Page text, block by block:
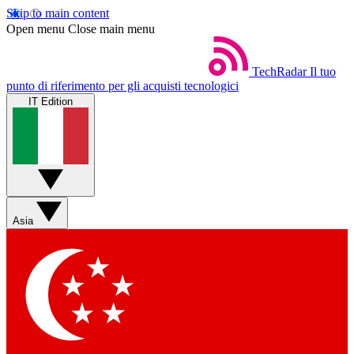
Skip to main content
Open menu Close main menu
TechRadar Il tuo
punto di riferimento per gli acquisti tecnologici
IT Edition
Asia